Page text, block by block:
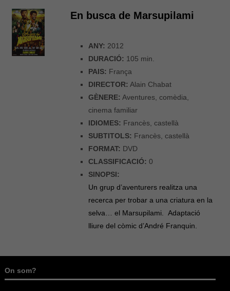
En busca de Marsupilami
ANY: 2012
DURACIÓ: 105 min.
PAIS: França
DIRECTOR: Alain Chabat
GÈNERE: Aventures, comèdia,
cinema familiar
IDIOMES: Francès, castellà
SUBTITOLS: Francès, castellà
FORMAT: DVD
CLASSIFICACIÓ: 0
SINOPSI:
Un grup d’aventurers realitza una
recerca per trobar a una criatura en la
selva… el Marsupilami. Adaptació
lliure del còmic d’André Franquin.
On som?